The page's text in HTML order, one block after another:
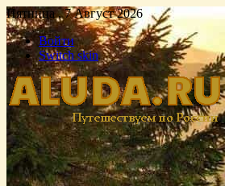
Пятница , 7 Август 2026
Войти
Switch skin